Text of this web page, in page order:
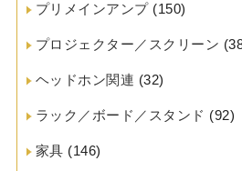
プリメインアンプ(150)
プロジェクター／スクリーン
ヘッドホン関連 (32)
ラック／ボード／スタンド (92)
家具 (146)